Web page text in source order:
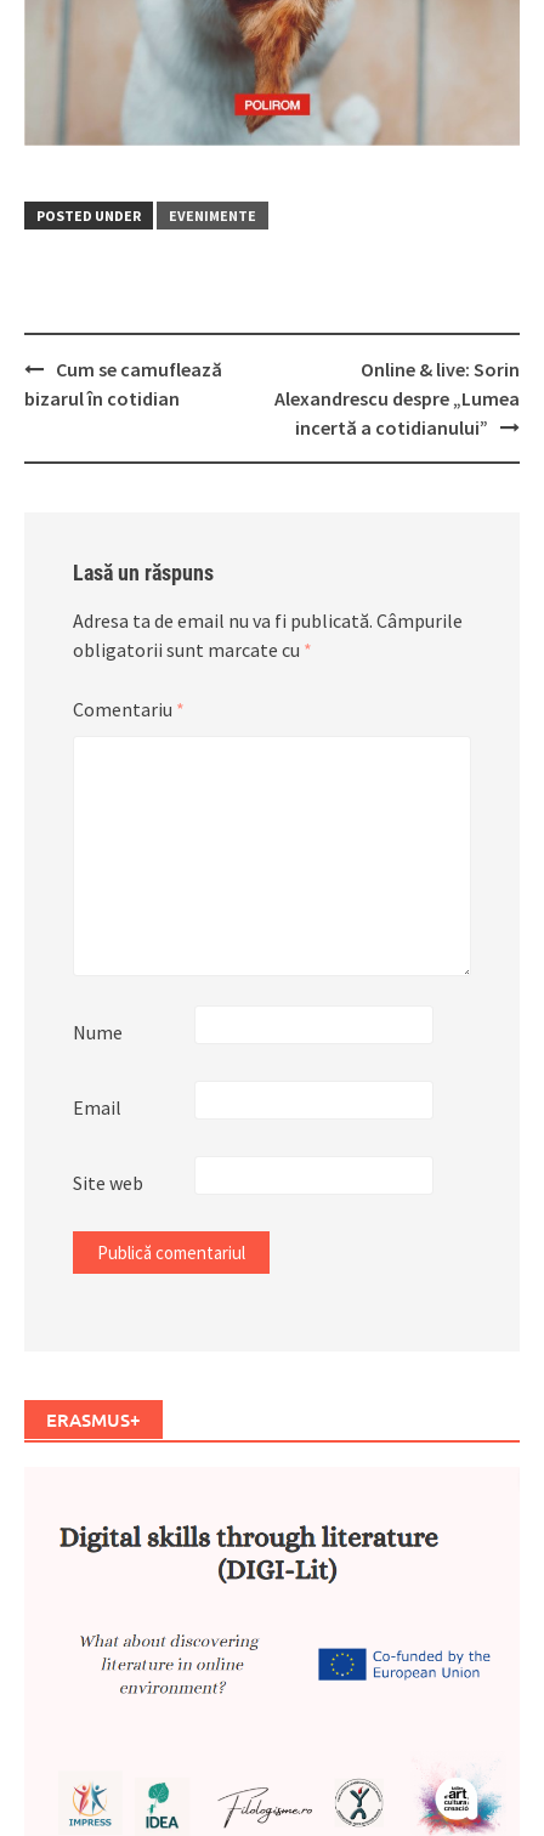
POSTED UNDER EVENIMENTE
Post
navigation
Cum se camuflează
bizarul în cotidian
Online & live: Sorin
Alexandrescu despre „Lumea
incertă a cotidianului”
Lasă un răspuns
Adresa ta de email nu va fi publicată. Câmpurile
obligatorii sunt marcate cu *
Comentariu *
Nume
Email
Site web
ERASMUS+